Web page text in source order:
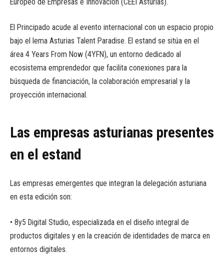
El Principado acude al evento internacional con un espacio propio
bajo el lema Asturias Talent Paradise. El estand se sitúa en el
área 4 Years From Now (4YFN), un entorno dedicado al
ecosistema emprendedor que facilita conexiones para la
búsqueda de financiación, la colaboración empresarial y la
proyección internacional.
Las empresas asturianas presentes
en el estand
Las empresas emergentes que integran la delegación asturiana
en esta edición son:
• 8y5 Digital Studio, especializada en el diseño integral de
productos digitales y en la creación de identidades de marca en
entornos digitales.